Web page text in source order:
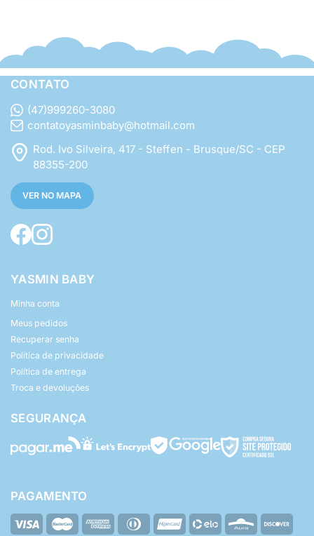
CONTATO
(47)999260-3080
contatoyasminbaby@hotmail.com
Rod. Ivo Silveira, 417 - Steffen - Brusque/SC - CEP
88355-200
VER NO MAPA
YASMIN BABY
Minha conta
Meus pedidos
Recuperar senha
Política de privacidade
Política de entrega
Troca e devoluções
SEGURANÇA
PAGAMENTO